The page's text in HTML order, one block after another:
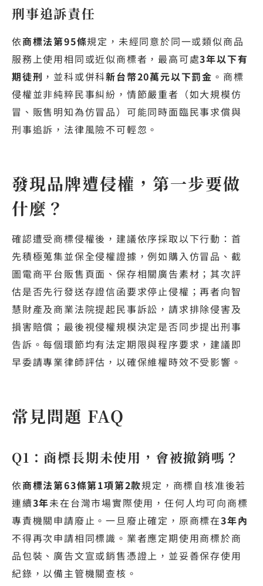
刑事追訴責任
依商標法第95條規定，未經同意於同一或類似商品
服務上使用相同或近似商標者，最高可處3年以下有
期徒刑 ，並科或併科新台幣20萬元以下罰金 。商標
侵權並非純粹民事糾紛，情節嚴重者（如大規模仿
冒、販售明知為仿冒品）可能同時面臨民事求償與
刑事追訴，法律風險不可輕忽。
發現品牌遭侵權，第一步要做
什麼？
確認遭受商標侵權後，建議依序採取以下行動：首
先積極蒐集並保全侵權證據，例如購入仿冒品、截
圖電商平台販售頁面、保存相關廣告素材；其次評
估是否先行發送存證信函要求停止侵權；再者向智
慧財產及商業法院提起民事訴訟，請求排除侵害及
損害賠償；最後視侵權規模決定是否同步提出刑事
告訴。每個環節均有法定期限與程序要求，建議即
早委請專業律師評估，以確保維權時效不受影響。
常見問題 FAQ
Q1：商標長期未使用，會被撤銷嗎？
依商標法第63條第1項第2款規定，商標自核准後若
連續3年未在台灣市場實際使用，任何人均可向商標
專責機關申請廢止。一旦廢止確定，原商標在3年內
不得再次申請相同標識。業者應定期使用商標於商
品包裝、廣告文宣或銷售憑證上，並妥善保存使用
紀錄，以備主管機關查核。